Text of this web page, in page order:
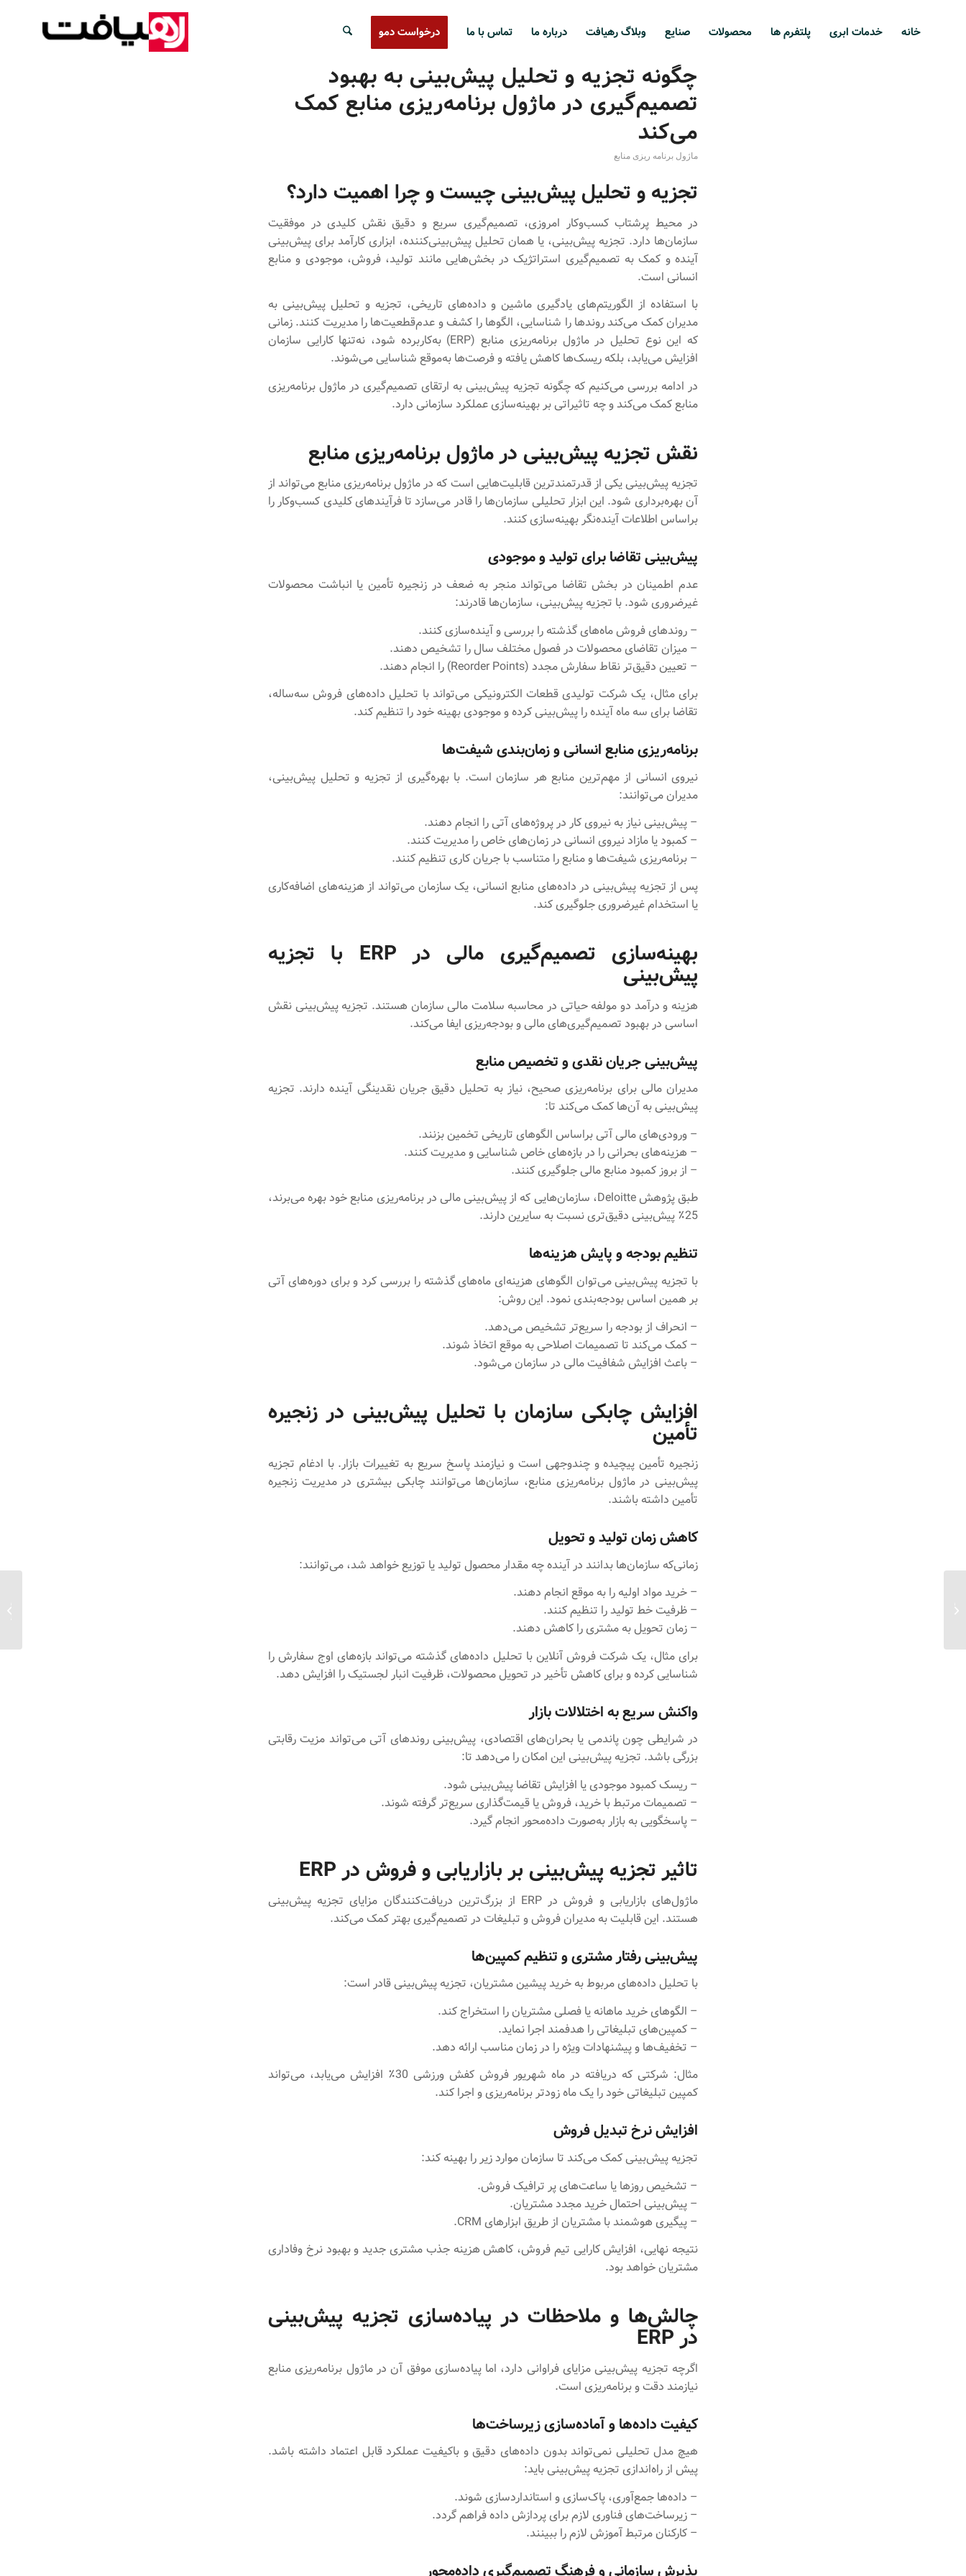
خانه خدمات ابری پلتفرم ها محصولات صنایع وبلاگ رهیافت درباره ما تماس با ما درخواست دمو
چگونه تجزیه و تحلیل پیش‌بینی به بهبود
تصمیم‌گیری در ماژول برنامه‌ریزی منابع کمک
می‌کند
ماژول برنامه ریزی منابع
تجزیه و تحلیل پیش‌بینی چیست و چرا اهمیت دارد؟
در محیط پرشتاب کسب‌وکار امروزی، تصمیم‌گیری سریع و دقیق نقش کلیدی در موفقیت
سازمان‌ها دارد. تجزیه پیش‌بینی، یا همان تحلیل پیش‌بینی‌کننده، ابزاری کارآمد برای پیش‌بینی
آینده و کمک به تصمیم‌گیری استراتژیک در بخش‌هایی مانند تولید، فروش، موجودی و منابع
انسانی است.
با استفاده از الگوریتم‌های یادگیری ماشین و داده‌های تاریخی، تجزیه و تحلیل پیش‌بینی به
مدیران کمک می‌کند روندها را شناسایی، الگو‌ها را کشف و عدم‌قطعیت‌ها را مدیریت کنند. زمانی
که این نوع تحلیل در ماژول برنامه‌ریزی منابع (ERP) به‌کاربرده ‌شود، نه‌تنها کارایی سازمان
افزایش می‌یابد، بلکه ریسک‌ها کاهش یافته و فرصت‌ها به‌موقع شناسایی می‌شوند.
در ادامه بررسی می‌کنیم که چگونه تجزیه پیش‌بینی به ارتقای تصمیم‌گیری در ماژول برنامه‌ریزی
منابع کمک می‌کند و چه تاثیراتی بر بهینه‌سازی عملکرد سازمانی دارد.
نقش تجزیه پیش‌بینی در ماژول برنامه‌ریزی منابع
تجزیه پیش‌بینی یکی از قدرتمندترین قابلیت‌هایی است که در ماژول برنامه‌ریزی منابع می‌تواند از
آن بهره‌برداری شود. این ابزار تحلیلی سازمان‌ها را قادر می‌سازد تا فرآیندهای کلیدی کسب‌وکار را
براساس اطلاعات آینده‌نگر بهینه‌سازی کنند.
پیش‌بینی تقاضا برای تولید و موجودی
عدم‌ اطمینان در بخش تقاضا می‌تواند منجر به ضعف در زنجیره تأمین یا انباشت محصولات
غیرضروری شود. با تجزیه پیش‌بینی، سازمان‌ها قادرند:
– روندهای فروش ماه‌های گذشته را بررسی و آینده‌سازی کنند.
– میزان تقاضای محصولات در فصول مختلف سال را تشخیص دهند.
– تعیین دقیق‌تر نقاط سفارش مجدد (Reorder Points) را انجام دهند.
برای مثال، یک شرکت تولیدی قطعات الکترونیکی می‌تواند با تحلیل داده‌های فروش سه‌ساله،
تقاضا برای سه ماه آینده را پیش‌بینی کرده و موجودی بهینه خود را تنظیم کند.
برنامه‌ریزی منابع انسانی و زمان‌بندی شیفت‌ها
نیروی انسانی از مهم‌ترین منابع هر سازمان است. با بهره‌گیری از تجزیه و تحلیل پیش‌بینی،
مدیران می‌توانند:
– پیش‌بینی نیاز به نیروی کار در پروژه‌های آتی را انجام دهند.
– کمبود یا مازاد نیروی انسانی در زمان‌های خاص را مدیریت کنند.
– برنامه‌ریزی شیفت‌ها و منابع را متناسب با جریان کاری تنظیم کنند.
پس از تجزیه پیش‌بینی در داده‌های منابع انسانی، یک سازمان می‌تواند از هزینه‌های اضافه‌کاری
یا استخدام غیرضروری جلوگیری کند.
بهینه‌سازی تصمیم‌گیری مالی در ERP با تجزیه
پیش‌بینی
هزینه‌ و درآمد دو مولفه حیاتی در محاسبه سلامت مالی سازمان هستند. تجزیه پیش‌بینی نقش
اساسی در بهبود تصمیم‌گیری‌های مالی و بودجه‌ریزی ایفا می‌کند.
پیش‌بینی جریان نقدی و تخصیص منابع
مدیران مالی برای برنامه‌ریزی صحیح، نیاز به تحلیل دقیق جریان نقدینگی آینده دارند. تجزیه
پیش‌بینی به آن‌ها کمک می‌کند تا:
– ورودی‌های مالی آتی براساس الگوهای تاریخی تخمین بزنند.
– هزینه‌های بحرانی را در بازه‌های خاص شناسایی و مدیریت کنند.
– از بروز کمبود منابع مالی جلوگیری کنند.
طبق پژوهش Deloitte، سازمان‌هایی که از پیش‌بینی مالی در برنامه‌ریزی منابع خود بهره می‌برند،
25٪ پیش‌بینی دقیق‌تری نسبت به سایرین دارند.
تنظیم بودجه و پایش هزینه‌ها
با تجزیه پیش‌بینی می‌توان الگوهای هزینه‌ای ماه‌های گذشته را بررسی کرد و برای دوره‌های آتی
بر همین اساس بودجه‌بندی نمود. این روش:
– انحراف از بودجه را سریع‌تر تشخیص می‌دهد.
– کمک می‌کند تا تصمیمات اصلاحی به موقع اتخاذ شوند.
– باعث افزایش شفافیت مالی در سازمان می‌شود.
افزایش چابکی سازمان با تحلیل پیش‌بینی در زنجیره
تأمین
زنجیره تأمین پیچیده و چندوجهی است و نیازمند پاسخ سریع به تغییرات بازار. با ادغام تجزیه
پیش‌بینی در ماژول برنامه‌ریزی منابع، سازمان‌ها می‌توانند چابکی بیشتری در مدیریت زنجیره
تأمین داشته باشند.
کاهش زمان تولید و تحویل
زمانی‌که سازمان‌ها بدانند در آینده چه مقدار محصول تولید یا توزیع خواهد شد، می‌توانند:
– خرید مواد اولیه را به موقع انجام دهند.
– ظرفیت خط تولید را تنظیم کنند.
– زمان تحویل به مشتری را کاهش دهند.
برای مثال، یک شرکت فروش آنلاین با تحلیل داده‌های گذشته می‌تواند بازه‌های اوج سفارش را
شناسایی کرده و برای کاهش تأخیر در تحویل محصولات، ظرفیت انبار لجستیک را افزایش دهد.
واکنش سریع به اختلالات بازار
در شرایطی چون پاندمی یا بحران‌های اقتصادی، پیش‌بینی روندهای آتی می‌تواند مزیت رقابتی
بزرگی باشد. تجزیه پیش‌بینی این امکان را می‌دهد تا:
– ریسک کمبود موجودی یا افزایش تقاضا پیش‌بینی شود.
– تصمیمات مرتبط با خرید، فروش یا قیمت‌گذاری سریع‌تر گرفته شوند.
– پاسخگویی به بازار به‌صورت داده‌محور انجام گیرد.
تاثیر تجزیه‌ پیش‌بینی بر بازاریابی و فروش در ERP
ماژول‌های بازاریابی و فروش در ERP از بزرگ‌ترین دریافت‌کنندگان مزایای تجزیه پیش‌بینی
هستند. این قابلیت به مدیران فروش و تبلیغات در تصمیم‌گیری بهتر کمک می‌کند.
پیش‌بینی رفتار مشتری و تنظیم کمپین‌ها
با تحلیل داده‌های مربوط به خرید پیشین مشتریان، تجزیه‌ پیش‌بینی قادر است:
– الگوهای خرید ماهانه یا فصلی مشتریان را استخراج کند.
– کمپین‌های تبلیغاتی را هدفمند اجرا نماید.
– تخفیف‌ها و پیشنهادات ویژه را در زمان مناسب ارائه دهد.
مثال: شرکتی که دریافته در ماه شهریور فروش کفش ورزشی 30٪ افزایش می‌یابد، می‌تواند
کمپین تبلیغاتی خود را یک ماه زودتر برنامه‌ریزی و اجرا کند.
افزایش نرخ تبدیل فروش
تجزیه پیش‌بینی کمک می‌کند تا سازمان موارد زیر را بهینه کند:
– تشخیص روز‌ها یا ساعت‌های پر ترافیک فروش.
– پیش‌بینی احتمال خرید مجدد مشتریان.
– پیگیری هوشمند با مشتریان از طریق ابزارهای CRM.
نتیجه نهایی، افزایش کارایی تیم فروش، کاهش هزینه جذب مشتری جدید و بهبود نرخ وفاداری
مشتریان خواهد بود.
چالش‌ها و ملاحظات در پیاده‌سازی تجزیه پیش‌بینی
در ERP
اگرچه تجزیه پیش‌بینی مزایای فراوانی دارد، اما پیاده‌سازی موفق آن در ماژول برنامه‌ریزی منابع
نیازمند دقت و برنامه‌ریزی است.
کیفیت داده‌ها و آماده‌سازی زیرساخت‌ها
هیچ مدل تحلیلی نمی‌تواند بدون داده‌های دقیق و باکیفیت عملکرد قابل اعتماد داشته باشد.
پیش از راه‌اندازی تجزیه پیش‌بینی باید:
– داده‌ها جمع‌آوری، پاک‌سازی و استاندارد‌سازی شوند.
– زیرساخت‌های فناوری لازم برای پردازش داده فراهم گردد.
– کارکنان مرتبط آموزش لازم را ببینند.
پذیرش سازمانی و فرهنگ تصمیم‌گیری داده‌محور
تیم‌های فناوری...